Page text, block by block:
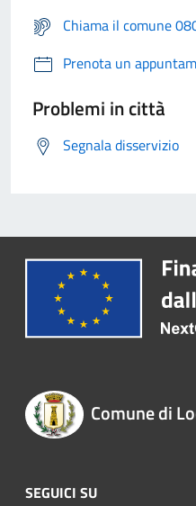
Chiama il comune
Prenota un
Problemi in città
Segnala disservizio
Comune di
SEGUICI SU